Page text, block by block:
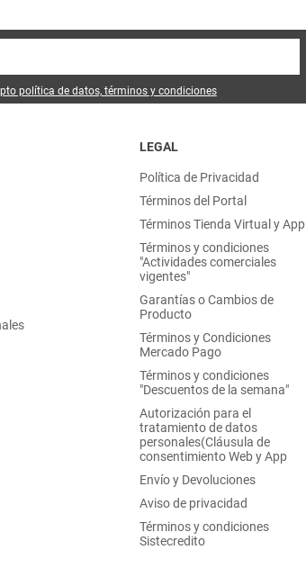
política de datos, términos y condiciones
LEGAL
Política de Privacidad
Términos del Portal
Términos Tienda Virtual y App
Términos y condiciones
"Actividades comerciales
vigentes"
Garantías o Cambios de
Producto
Términos y Condiciones
Mercado Pago
Términos y condiciones
"Descuentos de la semana"
Autorización para el
tratamiento de datos
personales(Cláusula de
consentimiento Web y App
Envío y Devoluciones
Aviso de privacidad
Términos y condiciones
Sistecredito